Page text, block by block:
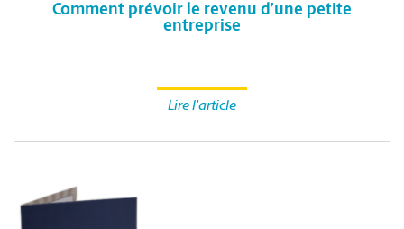
Comment prévoir le revenu d’une petite
entreprise
Lire l'article